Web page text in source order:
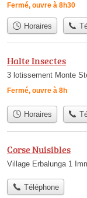
Fermé, ouvre à 8h30
Horaires
Halte Insectes
3 lotissement Monte
Fermé, ouvre à 8h
Horaires
Corse Nuisibles
Village Erbalunga 1
Téléphone